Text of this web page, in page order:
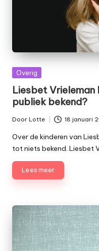
Geplaatst
Overig
Liesbet Vrieleman
publiek bekend?
door
Door Lotte 18 januari
Over de kinderen van
tot niets bekend. Liesbet
Lees meer